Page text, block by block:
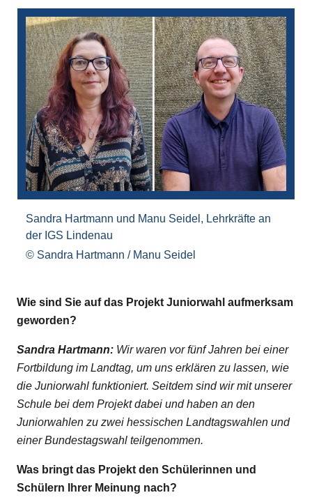
Bilddatei
Sandra Hartmann und Manu Seidel, Lehrkräfte an
der IGS Lindenau
Sandra Hartmann / Manu Seidel
Wie sind Sie auf das Projekt Juniorwahl aufmerksam
geworden?
Sandra Hartmann: Wir waren vor fünf Jahren bei einer
Fortbildung im Landtag, um uns erklären zu lassen, wie
die Juniorwahl funktioniert. Seitdem sind wir mit unserer
Schule bei dem Projekt dabei und haben an den
Juniorwahlen zu zwei hessischen Landtagswahlen und
einer Bundestagswahl teilgenommen.
Was bringt das Projekt den Schülerinnen und
Schülern Ihrer Meinung nach?